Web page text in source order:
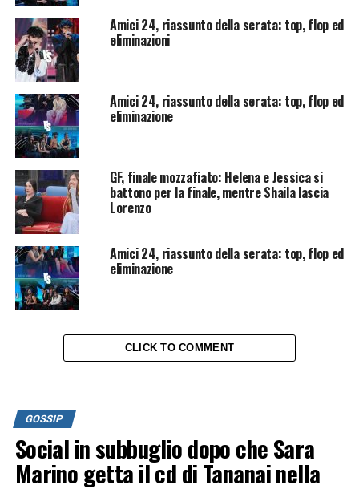
Amici 24, riassunto della serata: top, flop ed
eliminazioni
Amici 24, riassunto della serata: top, flop ed
eliminazione
GF, finale mozzafiato: Helena e Jessica si
battono per la finale, mentre Shaila lascia
Lorenzo
Amici 24, riassunto della serata: top, flop ed
eliminazione
CLICK TO COMMENT
GOSSIP
Social in subbuglio dopo che Sara
Marino getta il cd di Tananai nella